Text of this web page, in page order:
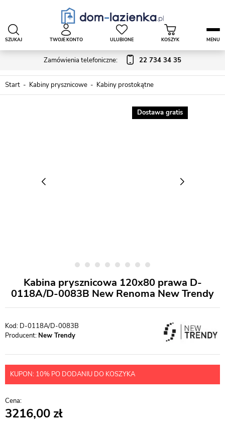
Zamówienia telefoniczne: 22 734 34 35
SZUKAJ TWOJE KONTO ULUBIONE KOSZYK MENU
Start Kabiny prysznicowe Kabiny prostokątne
Dostawa gratis
Kabina prysznicowa 120x80 prawa D-
0118A/D-0083B New Renoma New Trendy
D-0118A/D-0083B
Producent: New Trendy
KUPON: 10% PO DODANIU DO KOSZYKA
3216,00